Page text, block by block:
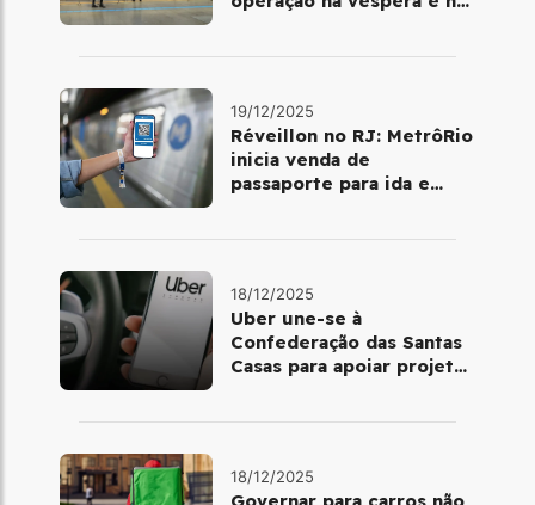
19/12/2025
Réveillon no RJ: MetrôRio
inicia venda de
passaporte para ida e
18/12/2025
Uber une-se à
Confederação das Santas
Casas para apoiar projetos
18/12/2025
Governar para carros não